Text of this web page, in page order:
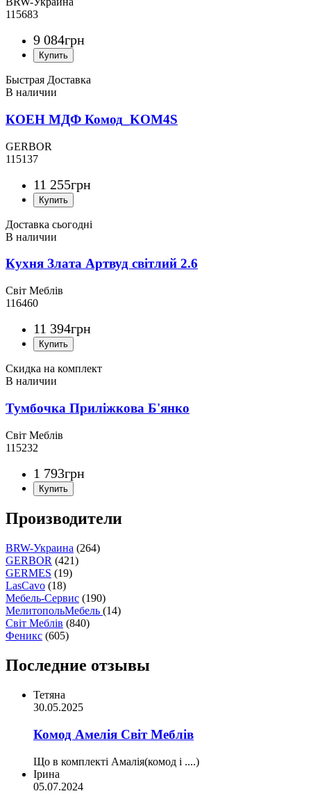
115683
9 084грн
Быстрая Доставка
КОЕН МДФ Комод_KOM4S
GERBOR
115137
11 255грн
Доставка сьогодні
Кухня Злата Артвуд світлий 2.6
Світ Меблів
116460
11 394грн
Скидка на комплект
Тумбочка Приліжкова Б'янко
Світ Меблів
115232
1 793грн
Производители
BRW-Украина (264)
GERBOR (421)
GERMES (19)
LasCavo (18)
Мебель-Сервис (190)
МелитопольМебель (14)
Світ Меблів (840)
Феникс (605)
Последние отзывы
Тетяна
30.05.2025
Комод Амелія Світ Меблів
Що в комплекті Амалія(комод і ....)
Ірина
05.07.2024